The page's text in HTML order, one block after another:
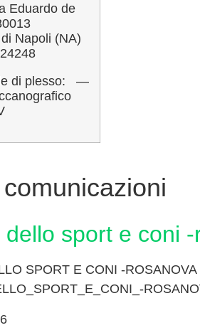
Eduardo de
Napoli (NA)
di plesso: —
dello sport e coni
SPORT E CONI -ROSANOVA